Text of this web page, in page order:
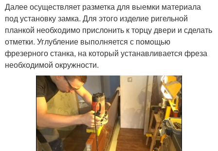
Далее осуществляет разметка для выемки материала
под установку замка. Для этого изделие ригельной
планкой необходимо прислонить к торцу двери и сделать
отметки. Углубление выполняется с помощью
фрезерного станка, на который устанавливается фреза
необходимой окружности.